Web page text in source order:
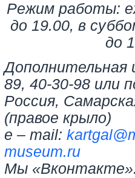
Режим работы:
до 19.00, в
до
Дополнительная
89, 40-30-98 или
Россия,
(правое крыло)
e – mail:
museum.ru
Мы